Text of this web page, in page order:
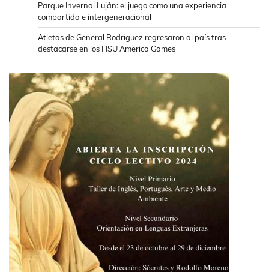
Parque Invernal Luján: el juego como una experiencia
compartida e intergeneracional
Atletas de General Rodríguez regresaron al país tras
destacarse en los FISU America Games